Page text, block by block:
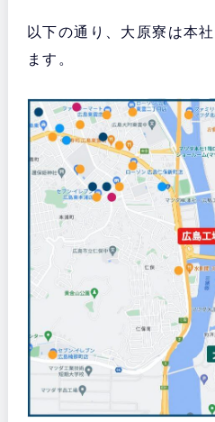
以下の通り、大原寮は本
ます。